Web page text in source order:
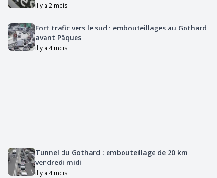
il y a 2 mois
Fort trafic vers le sud : embouteillages au Gothard
avant Pâques
il y a 4 mois
Tunnel du Gothard : embouteillage de 20 km
vendredi midi
il y a 4 mois